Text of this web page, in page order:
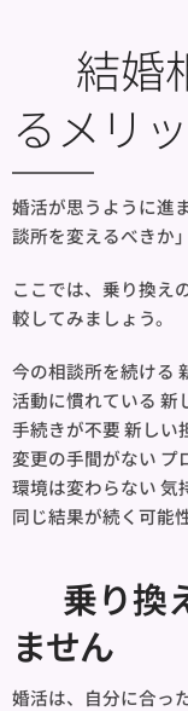
📊 結
るメリ
婚活が思うように進
談所を変えるべきか
ここでは、乗り換え
較してみましょう。
今の相談所を続ける
活動に慣れている 新
手続きが不要 新しい
変更の手間がない プ
環境は変わらない 気
同じ結果が続く可能
🌸 乗り
ません
婚活は、自分に合っ